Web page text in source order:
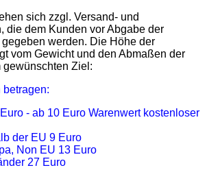
sich zzgl. Versand- und
die dem Kunden vor Abgabe der
werden. Die Höhe der
vom Gewicht und den Abmaßen der
gewünschten Ziel:
betragen:
- ab 10 Euro Warenwert kostenloser
der EU 9 Euro
Non EU 13 Euro
27 Euro